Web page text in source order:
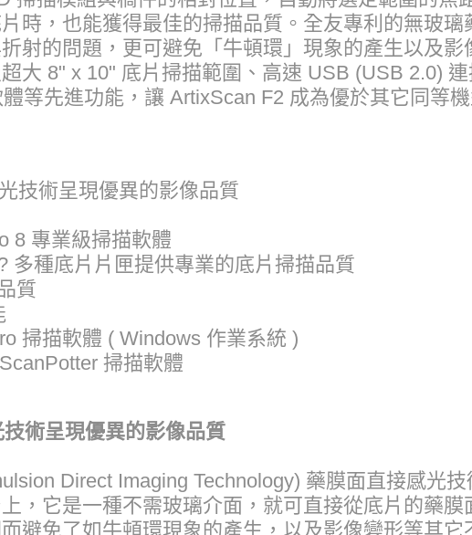
時，也能獲得最佳的掃描品質。全友專利的無玻
射的問題，更可避免「牛頓環」現象的產生以及
大 8" x 10" 底片掃描範圍、高速 USB (USB 2.0)
等先進功能，讓 ArtixScan F2 成為優於其它同等
技術呈現優異的影像品質
8 專業級掃描軟體
多種底片片匣提供專業的底片掃描品質
質
掃描軟體 ( Windows 作業系統 )
掃描軟體
術呈現優異的影像品質
Direct Imaging Technology) 藥膜面直接感光
，它是一種不需玻璃介面，就可直接從底片的藥
避免了如牛頓環現象的產生，以及影像變形等其